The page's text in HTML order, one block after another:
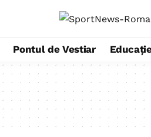
Pontul de Vestiar